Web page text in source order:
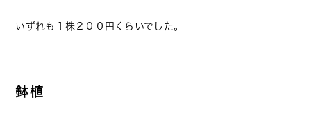
いずれも１株２００円くらいでした。
鉢植